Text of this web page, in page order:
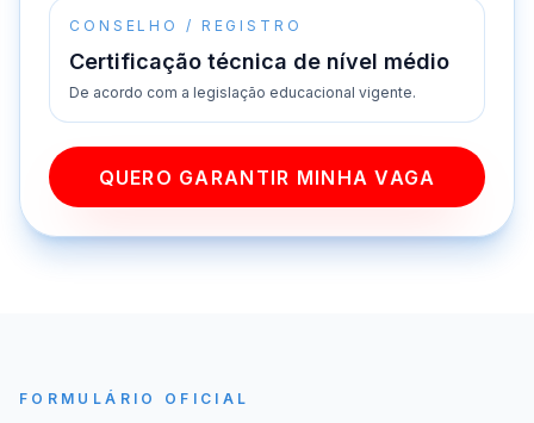
CONSELHO / REGISTRO
Certificação técnica de nível médio
De acordo com a legislação educacional vigente.
QUERO GARANTIR MINHA VAGA
FORMULÁRIO OFICIAL